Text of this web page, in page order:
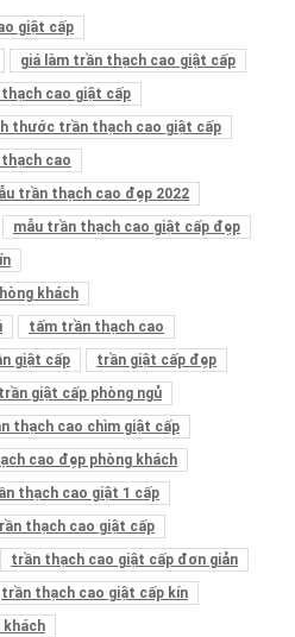
giật cấp
giá làm trần thạch cao giật cấp
cao giật cấp
thước trần thạch cao giật cấp
cao
trần thạch cao đẹp 2022
mẫu trần thạch cao giật cấp đẹp
khách
tấm trần thạch cao
giật cấp
trần giật cấp đẹp
trần giật cấp phòng ngủ
thạch cao chìm giật cấp
cao đẹp phòng khách
thạch cao giật 1 cấp
thạch cao giật cấp
trần thạch cao giật cấp đơn giản
trần thạch cao giật cấp kín
khách